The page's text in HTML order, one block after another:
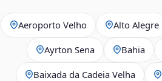
Aeroporto Velho Alto Alegre
Ayrton Sena Bahia
Baixada da Cadeia Velha